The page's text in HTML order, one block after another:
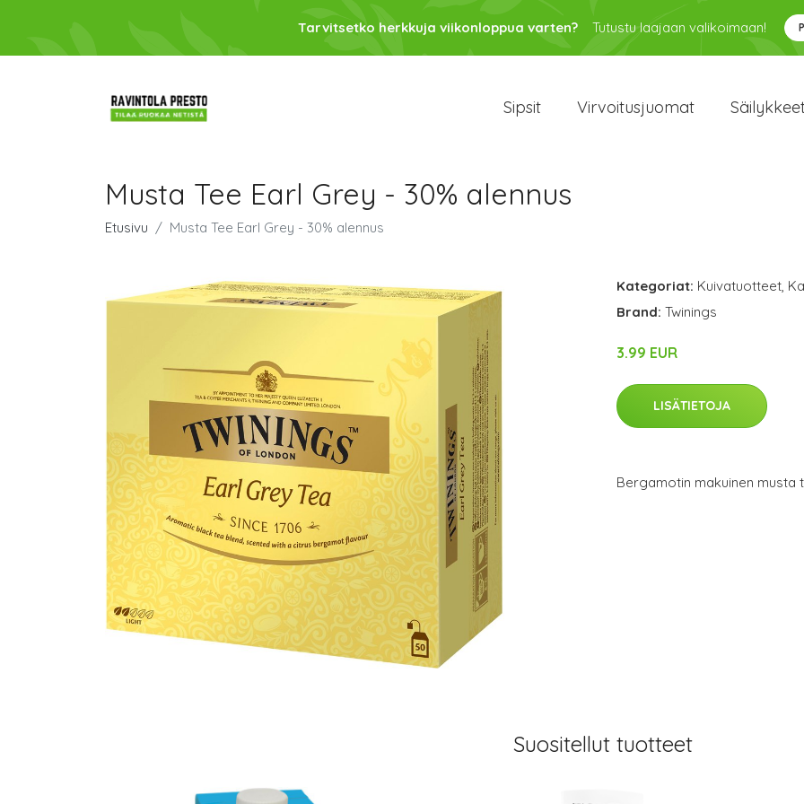
Tarvitsetko herkkuja viikonloppua varten? Tutustu laajaan valikoimaan!
Sipsit Virvoitusjuomat
Musta Tee Earl Grey - 30% alennus
Etusivu Musta Tee Earl Grey - 30% alennus
Kategoriat: Kuivatuotteet,
Brand: Twinings
3.99 EUR
LISÄTIETOJA
Bergamotin makuinen musta
Suositellut tuotteet